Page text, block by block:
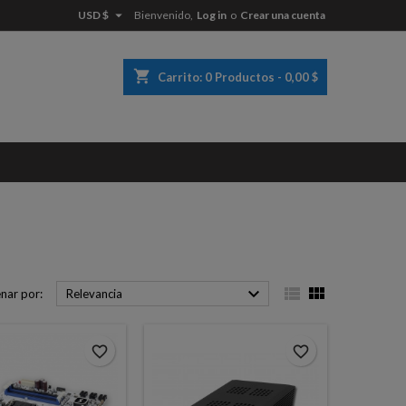
Bienvenido, Log in o Crear una cuenta
USD $ 
shopping_cart Carrito: 0 Productos - 0,00 $
por: Relevancia   
favorite_border favorite_border